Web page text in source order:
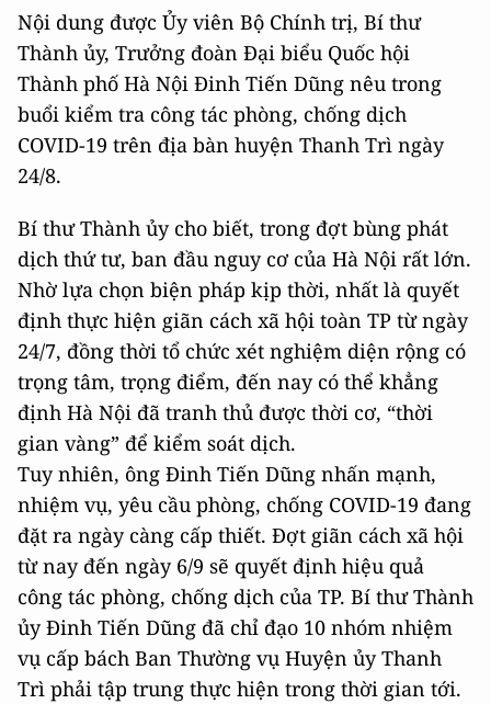
Nội dung được Ủy viên Bộ Chính trị, Bí thư
Thành ủy, Trưởng đoàn Đại biểu Quốc hội
Thành phố Hà Nội Đinh Tiến Dũng nêu trong
buổi kiểm tra công tác phòng, chống dịch
COVID-19 trên địa bàn huyện Thanh Trì ngày
24/8.
Bí thư Thành ủy cho biết, trong đợt bùng phát
dịch thứ tư, ban đầu nguy cơ của Hà Nội rất lớn.
Nhờ lựa chọn biện pháp kịp thời, nhất là quyết
định thực hiện giãn cách xã hội toàn TP từ ngày
24/7, đồng thời tổ chức xét nghiệm diện rộng có
trọng tâm, trọng điểm, đến nay có thể khẳng
định Hà Nội đã tranh thủ được thời cơ, “thời
gian vàng” để kiểm soát dịch.
Tuy nhiên, ông Đinh Tiến Dũng nhấn mạnh,
nhiệm vụ, yêu cầu phòng, chống COVID-19 đang
đặt ra ngày càng cấp thiết. Đợt giãn cách xã hội
từ nay đến ngày 6/9 sẽ quyết định hiệu quả
công tác phòng, chống dịch của TP. Bí thư Thành
ủy Đinh Tiến Dũng đã chỉ đạo 10 nhóm nhiệm
vụ cấp bách Ban Thường vụ Huyện ủy Thanh
Trì phải tập trung thực hiện trong thời gian tới.